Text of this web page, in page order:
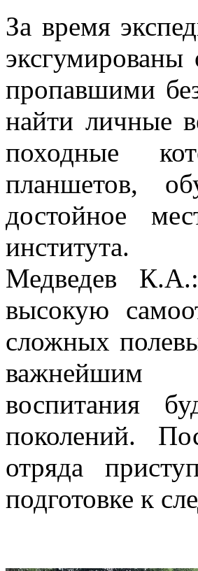
За время
эксгумированы
пропавшими
найти личные
походные
планшетов,
достойное
института.
Медведев
высокую
сложных
важнейшим
воспитания
поколений.
отряда
подготовке к